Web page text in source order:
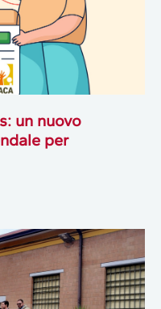
un nuovo
per